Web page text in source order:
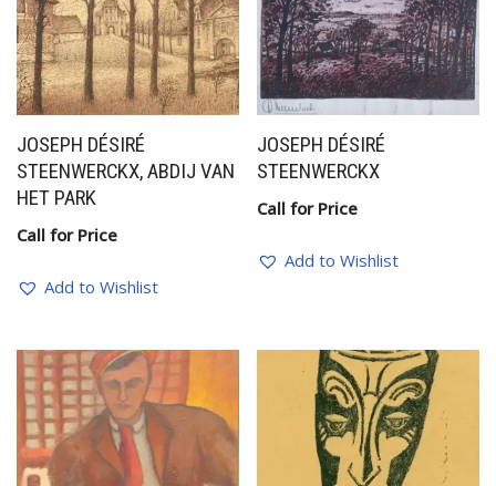
JOSEPH DÉSIRÉ
STEENWERCKX, ABDIJ VAN
HET PARK
Call for Price
Add to Wishlist
JOSEPH DÉSIRÉ
STEENWERCKX
Call for Price
Add to Wishlist